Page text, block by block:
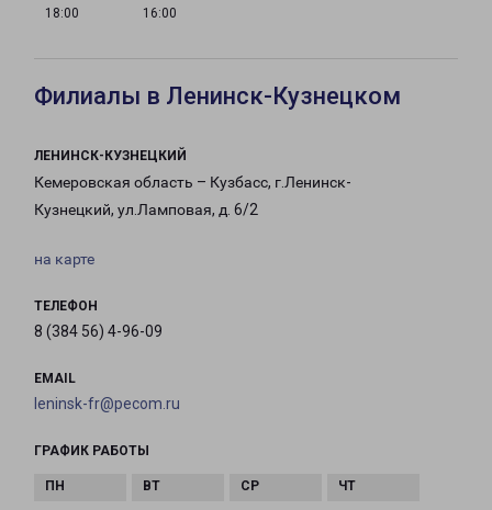
18:00
16:00
Филиалы в Ленинск-Кузнецком
ЛЕНИНСК-КУЗНЕЦКИЙ
Кемеровская область – Кузбасс, г.Ленинск-
Кузнецкий, ул.Ламповая, д. 6/2
на карте
ТЕЛЕФОН
8 (384 56) 4-96-09
EMAIL
leninsk-fr@pecom.ru
ГРАФИК РАБОТЫ